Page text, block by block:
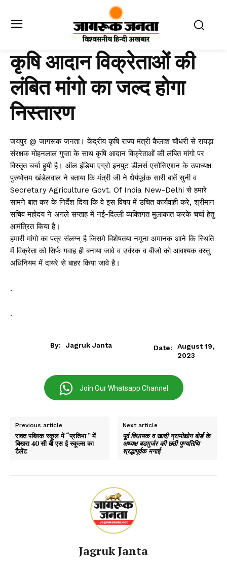
कृषि आदान विक्रेताओं की
लंबित मांगो का जल्द होगा
निस्तारण
जयपुर @ जागरूक जनता। केंद्रीय कृषि राज्य मंत्री कैलाश चौधरी से रायड़ा
संरक्षक मोहनलाल गुप्ता के साथ कृषि आदान विक्रेताओं की लंबित मांगो पर
विस्तृत चर्चा हुयी है। ऑल इंडिया एग्रो इनपुट डीलर्स एसोसिएशन के उपाध्यक्ष
पुरुषोत्तम खंडेलवाल ने बताया कि मंत्री जी ने धैर्यपूर्वक सारी बातें सुनी व
Secretary Agriculture Govt. Of India New-Delhi से हमारे
सामने बात कर के निर्देश दिया कि वे इस विषय में उचित कार्यवाही करे, श्रीमान
सचिव महोदय ने अगले सप्ताह में नई-दिल्ली व्यक्तिगत मुलाकात करके चर्चा हेतु
आमंत्रित किया है।
हमारी मांगो का पत्र संलग्न है जिसमे विशेषतया नमूना अमानक आने कि स्थिति
में विक्रेता को सिर्फ गवाह ही बनाया जावे व उर्वरक व बीजो को आवश्यक वस्तु
अधिनियम में दायरे से बाहर किया जावे है।
.
.
By: Jagruk Janta Date:
August 19,
2023
Join Our Whatsapp Channel
Previous article
रावत पब्लिक स्कूल में “प्रतिभा ” में
बिखरा 40 सी बी एस ई स्कूल्स का
टैलेंट
Next article
पूर्व विधायक व खादी ग्रामोद्योग बोर्ड के
अध्यक्ष बडग़ुर्जर की छठी पुण्यतिथि
श्रद्धापूर्वक मनाई
Jagruk Janta